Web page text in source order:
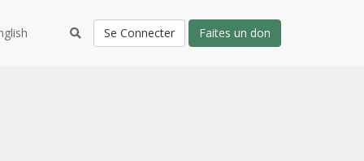
Se Connecter Faites un don